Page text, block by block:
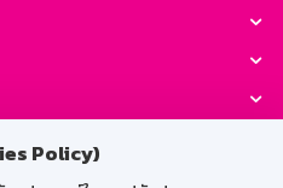
Policy)